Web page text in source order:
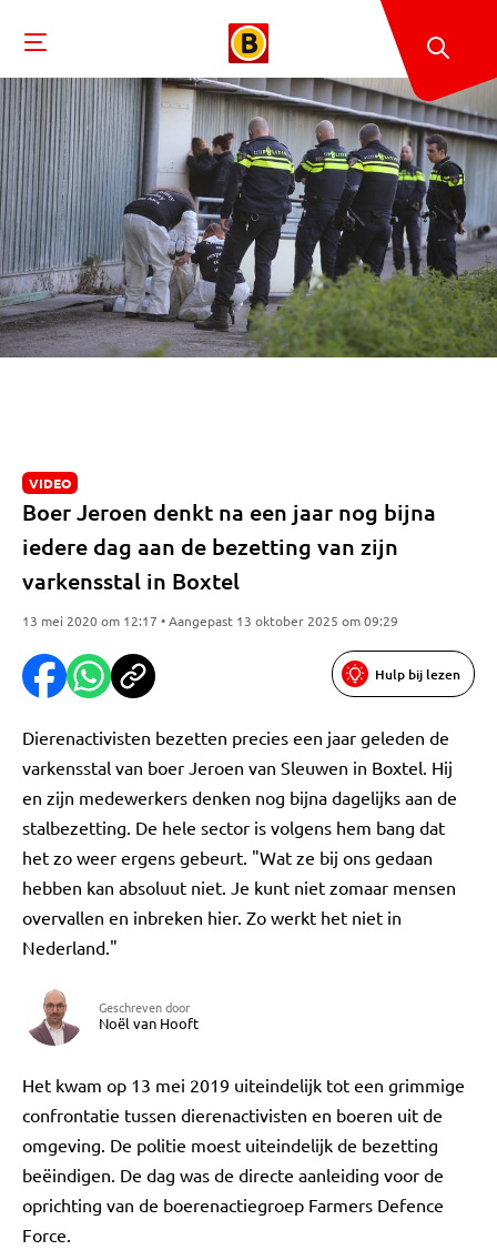
VIDEO
Boer Jeroen denkt na een jaar nog bijna
iedere dag aan de bezetting van zijn
varkensstal in Boxtel
13 mei 2020 om 12:17 • Aangepast 13 oktober 2025 om 09:29
Hulp bij lezen
Dierenactivisten bezetten precies een jaar geleden de
varkensstal van boer Jeroen van Sleuwen in Boxtel. Hij
en zijn medewerkers denken nog bijna dagelijks aan de
stalbezetting. De hele sector is volgens hem bang dat
het zo weer ergens gebeurt. "Wat ze bij ons gedaan
hebben kan absoluut niet. Je kunt niet zomaar mensen
overvallen en inbreken hier. Zo werkt het niet in
Nederland."
Geschreven door
Noël van Hooft
Het kwam op 13 mei 2019 uiteindelijk tot een grimmige
confrontatie tussen dierenactivisten en boeren uit de
omgeving. De politie moest uiteindelijk de bezetting
beëindigen. De dag was de directe aanleiding voor de
oprichting van de boerenactiegroep Farmers Defence
Force.